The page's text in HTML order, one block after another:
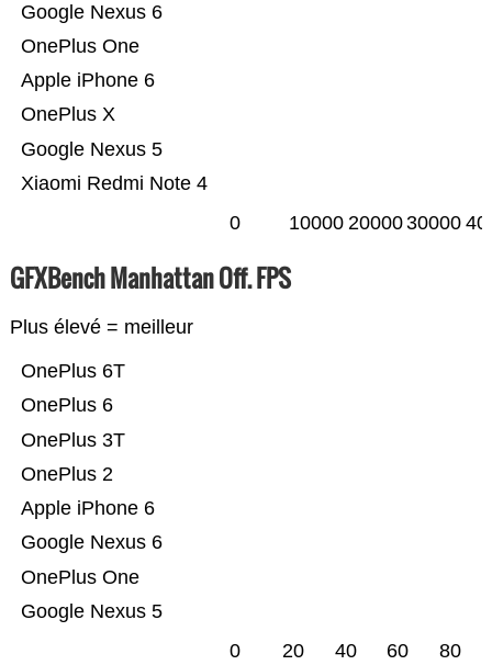
Xiaomi Redmi Note 4
Google Nexus 5
OnePlus X
Apple iPhone 6
OnePlus One
Google Nexus 6
0 10000 2000030000
GFXBench Manhattan Off. FPS
Plus élevé = meilleur
Google Nexus 5
OnePlus One
Google Nexus 6
Apple iPhone 6
OnePlus 2
OnePlus 3T
OnePlus 6
OnePlus 6T
0 20 40 60 80